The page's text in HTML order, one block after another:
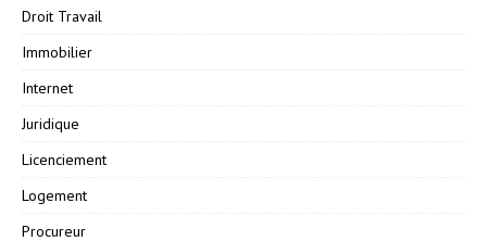
Droit Travail
Immobilier
Internet
Juridique
Licenciement
Logement
Procureur